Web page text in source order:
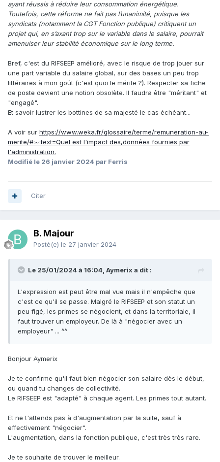
ayant réussis à réduire leur consommation énergétique.
Toutefois, cette réforme ne fait pas l’unanimité, puisque les
syndicats (notamment la CGT Fonction publique) critiquent un
projet qui, en s’axant trop sur le variable dans le salaire, pourrait
amenuiser leur stabilité économique sur le long terme.
Bref, c'est du RIFSEEP amélioré, avec le risque de trop jouer sur
une part variable du salaire global, sur des bases un peu trop
littéraires à mon goût (c'est quoi le mérite ?). Respecter sa fiche
de poste devient une notion obsolète. Il faudra être "méritant" et
"engagé".
Et savoir lustrer les bottines de sa majesté le cas échéant...
A voir sur https://www.weka.fr/glossaire/terme/remuneration-au-
merite/#:~:text=Quel est l'impact des,données fournies par
l'administration.
Modifié le 26 janvier 2024 par Ferris
Citer
B. Majour
Posté(e) le 27 janvier 2024
Le 25/01/2024 à 16:04, Aymerix a dit :
L'expression est peut être mal vue mais il n'empêche que
c'est ce qu'il se passe. Malgré le RIFSEEP et son statut un
peu figé, les primes se négocient, et dans la territoriale, il
faut trouver un employeur. De là à "négocier avec un
employeur" ... ^^
Bonjour Aymerix
Je te confirme qu'il faut bien négocier son salaire dès le début,
ou quand tu changes de collectivité.
Le RIFSEEP est "adapté" à chaque agent. Les primes tout autant.
Et ne t'attends pas à d'augmentation par la suite, sauf à
effectivement "négocier".
L'augmentation, dans la fonction publique, c'est très très rare.
Je te souhaite de trouver le meilleur.